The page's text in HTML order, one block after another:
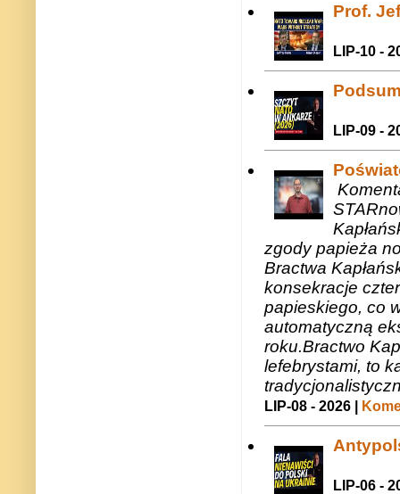
Prof.
LIP-10 -
LIP-09 -
zgody papieża
Bractwa
konsekracje
papieskiego, co
automatyczną
roku.Bractwo
lefebrystami, to
LIP-08 - 2026 |
LIP-06 -